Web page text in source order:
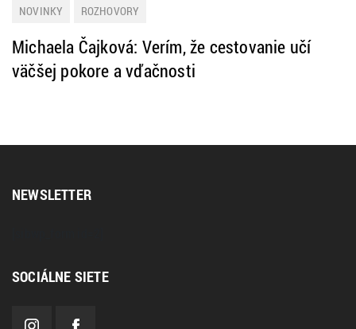
NOVINKY ROZHOVORY
Michaela Čajková: Verím, že cestovanie učí
väčšej pokore a vďačnosti
NEWSLETTER
SOCIÁLNE SIETE